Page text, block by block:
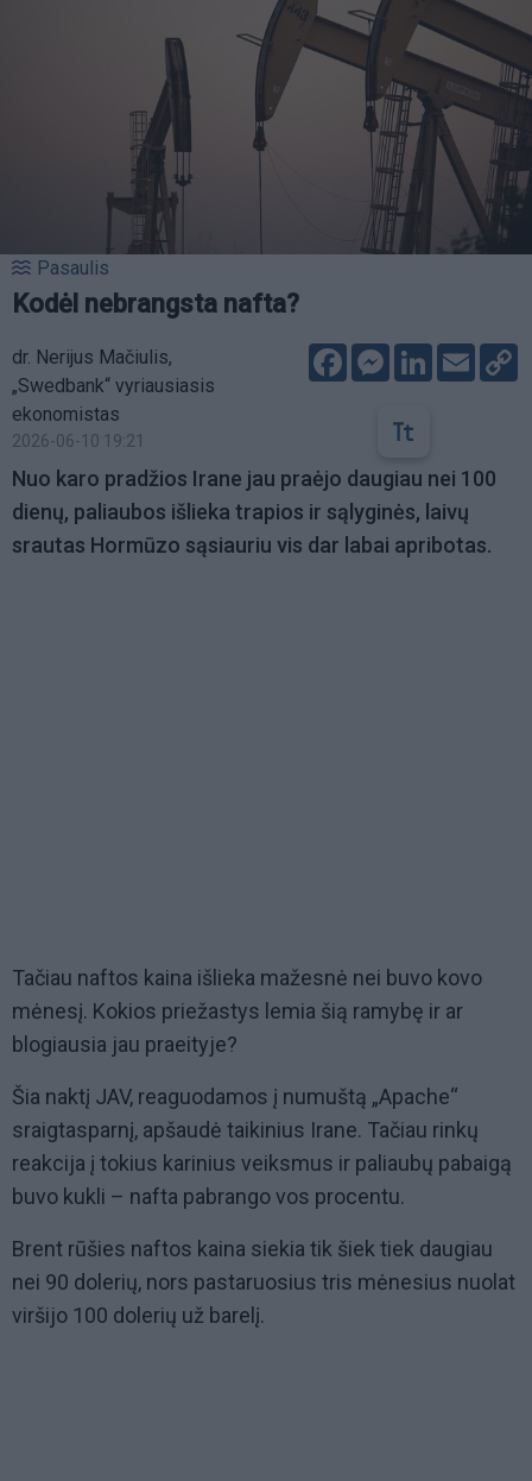
Pasaulis
Kodėl nebrangsta nafta?
dr. Nerijus Mačiulis,
„Swedbank“ vyriausiasis
ekonomistas
2026-06-10 19:21
FacebookMessenger
LinkedIn
Email
Nuo karo pradžios Irane jau praėjo daugiau nei 100
dienų, paliaubos išlieka trapios ir sąlyginės, laivų
srautas Hormūzo sąsiauriu vis dar labai apribotas.
Tačiau naftos kaina išlieka mažesnė nei buvo kovo
mėnesį. Kokios priežastys lemia šią ramybę ir ar
blogiausia jau praeityje?
Šia naktį JAV, reaguodamos į numuštą „Apache“
sraigtasparnį, apšaudė taikinius Irane. Tačiau rinkų
reakcija į tokius karinius veiksmus ir paliaubų pabaigą
buvo kukli – nafta pabrango vos procentu.
Brent rūšies naftos kaina siekia tik šiek tiek daugiau
nei 90 dolerių, nors pastaruosius tris mėnesius nuolat
viršijo 100 dolerių už barelį.